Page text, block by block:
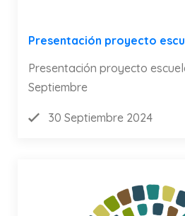
Presentación proyecto
Presentación proyecto
Septiembre
30 Septiembre 2024